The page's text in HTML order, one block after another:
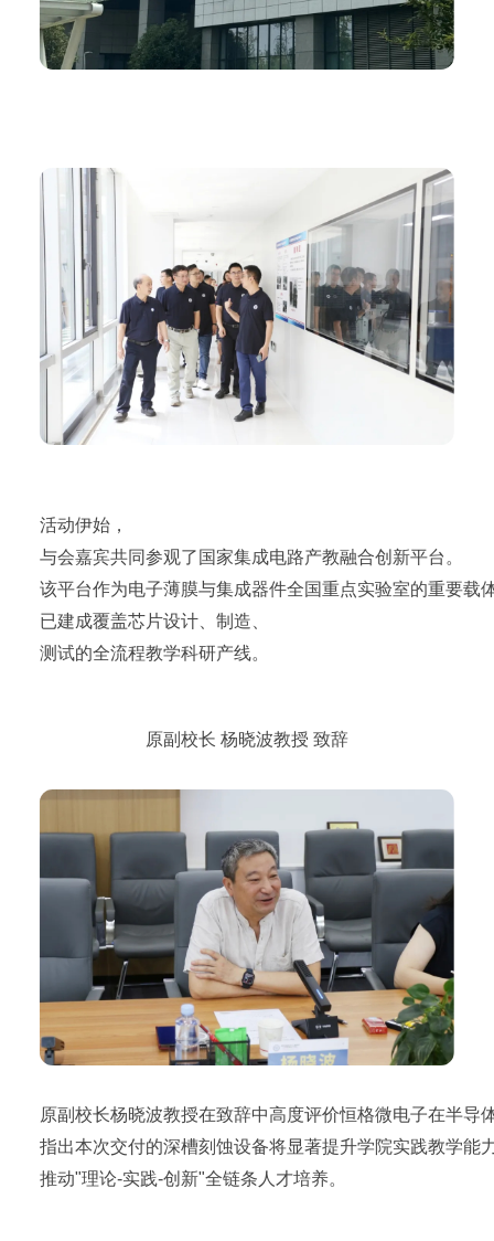
活动伊始，
与会嘉宾共同参观了国家集成电路产教融合创新平台。
该平台作为电子薄膜与集成器件全国重点实验室的重要载
已建成覆盖芯片设计、制造、
测试的全流程教学科研产线。
原副校长 杨晓波教授 致辞
原副校长杨晓波教授在致辞中高度评价恒格微电子在半导
指出本次交付的深槽刻蚀设备将显著提升学院实践教学能
推动"理论-实践-创新"全链条人才培养。